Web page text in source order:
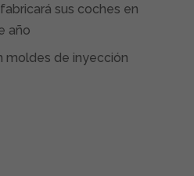
sus coches en
año
moldes de inyección